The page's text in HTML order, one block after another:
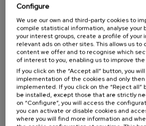
Mirando al próximo curso 2025-2026
En las próximas semanas, el equipo de
por Euskampus Fundazioa, el grupo de
Configure
We use our own and third-party cookies to
compile statistical information, analyse your
your interest groups, create a profile of your
relevant ads on other sites. This allows us to
content we offer and to recognise which
of interest to you, enabling us to improve
If you click on the “Accept all” button, you
implementation of the cookies and only
implemented. If you click on the “Reject all”
be installed, except those that are strictly
on “Configure”, you will access the
you can activate or disable cookies and
where you will find more information and